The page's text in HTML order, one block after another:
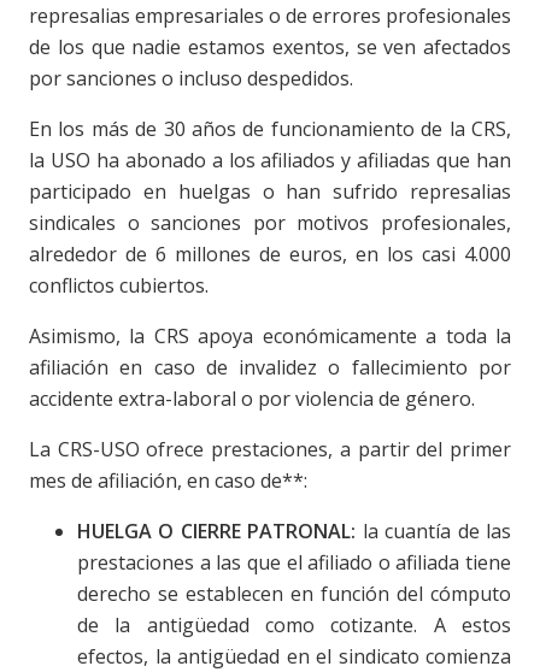
represalias empresariales o de errores profesionales
de los que nadie estamos exentos, se ven afectados
por sanciones o incluso despedidos.
En los más de 30 años de funcionamiento de la CRS,
la USO ha abonado a los afiliados y afiliadas que han
participado en huelgas o han sufrido represalias
sindicales o sanciones por motivos profesionales,
alrededor de 6 millones de euros, en los casi 4.000
conflictos cubiertos.
Asimismo, la CRS apoya económicamente a toda la
afiliación en caso de invalidez o fallecimiento por
accidente extra-laboral o por violencia de género.
La CRS-USO ofrece prestaciones, a partir del primer
mes de afiliación, en caso de**:
HUELGA O CIERRE PATRONAL: la cuantía de las
prestaciones a las que el afiliado o afiliada tiene
derecho se establecen en función del cómputo
de la antigüedad como cotizante. A estos
efectos, la antigüedad en el sindicato comienza